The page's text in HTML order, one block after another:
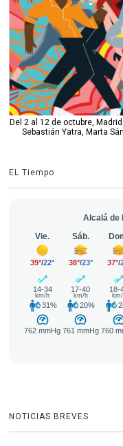
Del 2 al 12 de octubre,
Sebastián Yatra, Marta
EL Tiempo
NOTICIAS BREVES